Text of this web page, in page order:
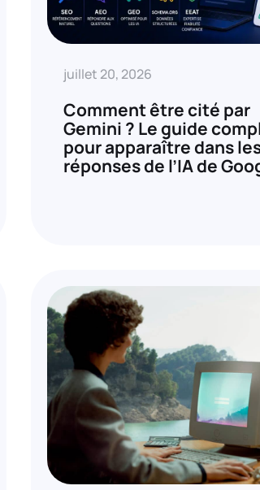
juillet 20, 2026
Comment être cité par
Gemini ? Le guide
pour apparaître dans
réponses de l’IA de